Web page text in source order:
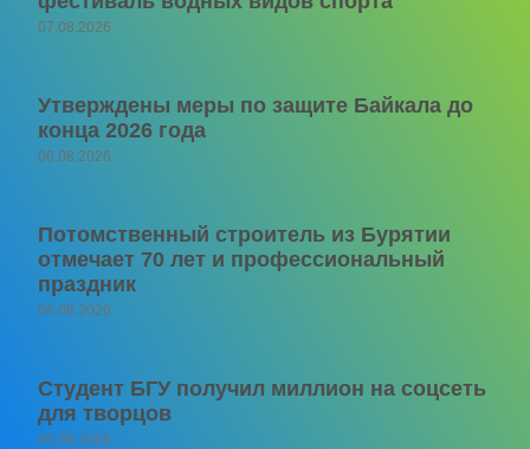
07.08.2026
Утверждены меры по защите Байкала до
конца 2026 года
06.08.2026
Потомственный строитель из Бурятии
отмечает 70 лет и профессиональный
праздник
06.08.2026
Студент БГУ получил миллион на соцсеть
для творцов
06.08.2026